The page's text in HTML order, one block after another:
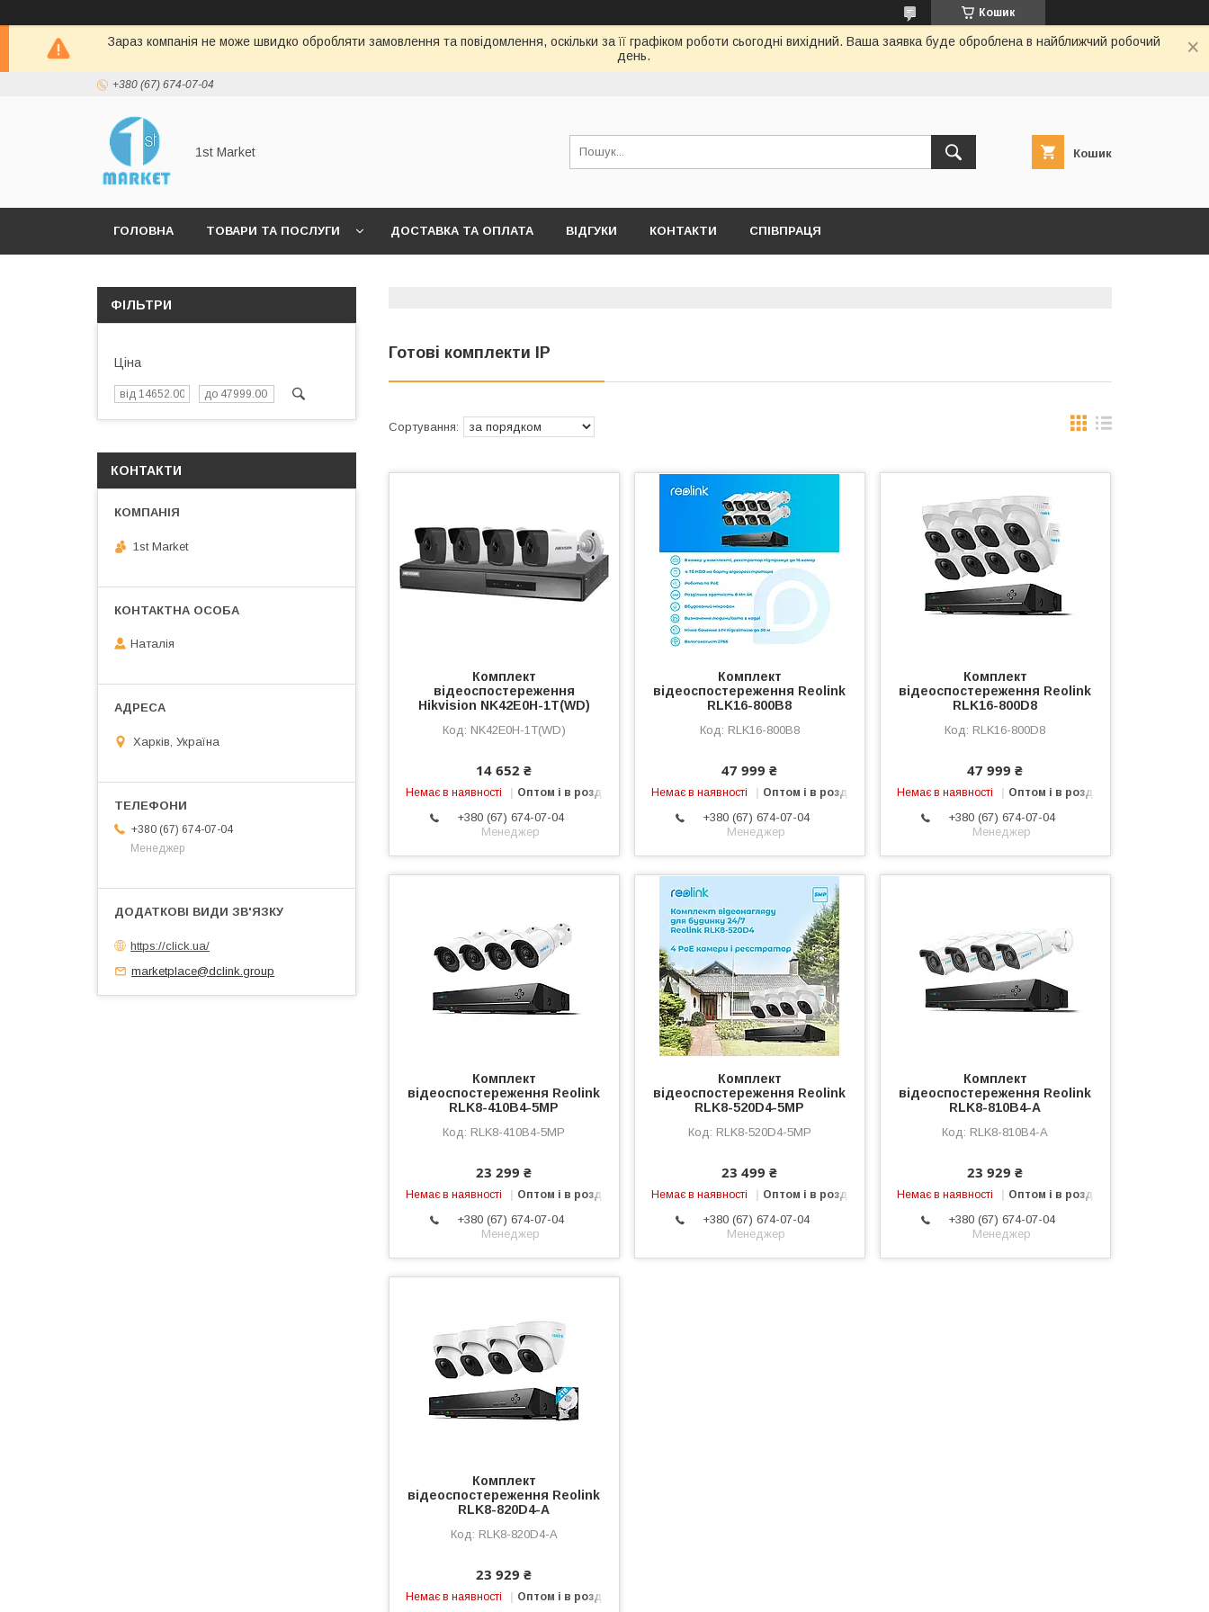
Кошик
Зараз компанія не може швидко обробляти замовлення та повідомлення, оскільки за її графіком роботи сьогодні вихідний. Ваша заявка буде оброблена в найближчий робочий
день.
+380 (67) 674-07-04
1st Market Кошик
ГОЛОВНА ТОВАРИ ТА ПОСЛУГИ ДОСТАВКА ТА ОПЛАТА ВІДГУКИ КОНТАКТИ СПІВПРАЦЯ
Готові комплекти IP
Комплект
відеоспостереження
Hikvision NK42E0H-1T(WD)
NK42E0H-1T(WD)
14 652 ₴
Немає в наявності Оптом і в роздріб
+380 (67) 674-07-04
Менеджер
Комплект
відеоспостереження Reolink
RLK16-800B8
RLK16-800B8
47 999 ₴
Немає в наявності Оптом і в роздріб
+380 (67) 674-07-04
Менеджер
Комплект
відеоспостереження Reolink
RLK16-800D8
RLK16-800D8
47 999 ₴
Немає в наявності Оптом і в роздріб
+380 (67) 674-07-04
Менеджер
Комплект
відеоспостереження Reolink
RLK8-410B4-5MP
RLK8-410B4-5MP
23 299 ₴
Немає в наявності Оптом і в роздріб
+380 (67) 674-07-04
Менеджер
Комплект
відеоспостереження Reolink
RLK8-520D4-5MP
RLK8-520D4-5MP
23 499 ₴
Немає в наявності Оптом і в роздріб
+380 (67) 674-07-04
Менеджер
Комплект
відеоспостереження Reolink
RLK8-810B4-A
RLK8-810B4-A
23 929 ₴
Немає в наявності Оптом і в роздріб
+380 (67) 674-07-04
Менеджер
Комплект
відеоспостереження Reolink
RLK8-820D4-A
RLK8-820D4-A
23 929 ₴
Немає в наявності Оптом і в роздріб
ФІЛЬТРИ
Ціна
КОНТАКТИ
1st Market
Наталія
Харків, Україна
+380 (67) 674-07-04
Менеджер
https://click.ua/
marketplace@dclink.group